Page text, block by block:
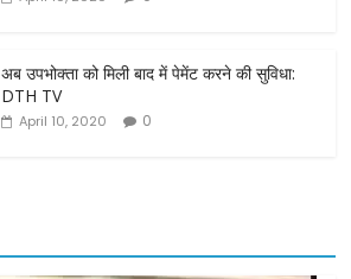
अब उपभोक्ता को मिली बाद में पेमेंट करने की सुविधा:
DTH TV
April 10, 2020 0